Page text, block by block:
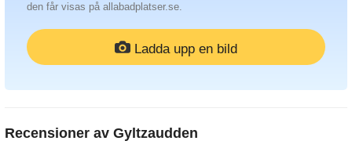
den får visas på allabadplatser.se.
Ladda upp en bild
Recensioner av Gyltzaudden